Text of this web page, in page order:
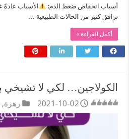
أسباب انخفاض ضغط الدم:
الأسباب عادةً
ترافق كثير من الحالات الطبيعية …
أكمل القراءة »
الكولاجين… لكي لا تشيخي
2021-10-02 زهرة,